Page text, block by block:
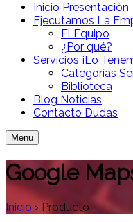
Inicio Presentación
Ejecutamos La
El Equipo
¿Por qué?
Servicios ¡Lo
Categorías
Biblioteca
Blog Noticias
Contacto Dudas
Menu
Google
Inicio › Producto